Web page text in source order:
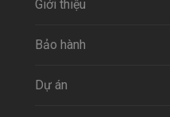
Giới thiệu
Bảo hành
Dự án